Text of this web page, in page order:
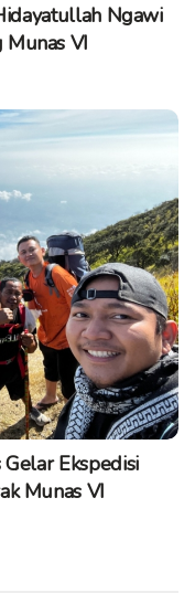
Ngawi
VI
Ekspedisi
Munas VI